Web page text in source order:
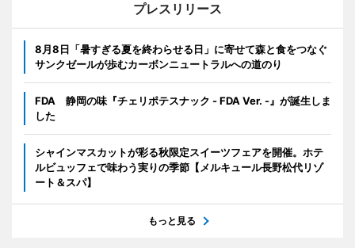
プレスリリース
8月8日「暑すぎる夏を終わらせる日」に寄せて森と食をつなぐ
サンクゼールが歩むカーボンニュートラルへの道のり
FDA 静岡の味『チェリポテスナック - FDA Ver. -』が誕生しま
した
シャインマスカットが彩る秋限定スイーツフェアを開催。ホテ
ルビュッフェで味わう実りの季節【メルキュール長野松代リゾ
ート＆スパ】
もっと見る